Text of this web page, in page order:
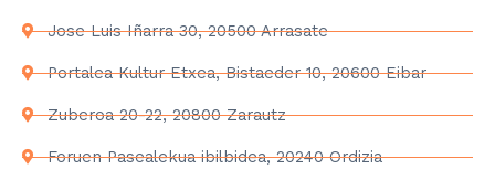
Jose Luis Iñarra 30, 20500 Arrasate
Portalea Kultur Etxea, Bistaeder 10, 20600 Eibar
Zuberoa 20-22, 20800 Zarautz
Foruen Pasealekua ibilbidea, 20240 Ordizia